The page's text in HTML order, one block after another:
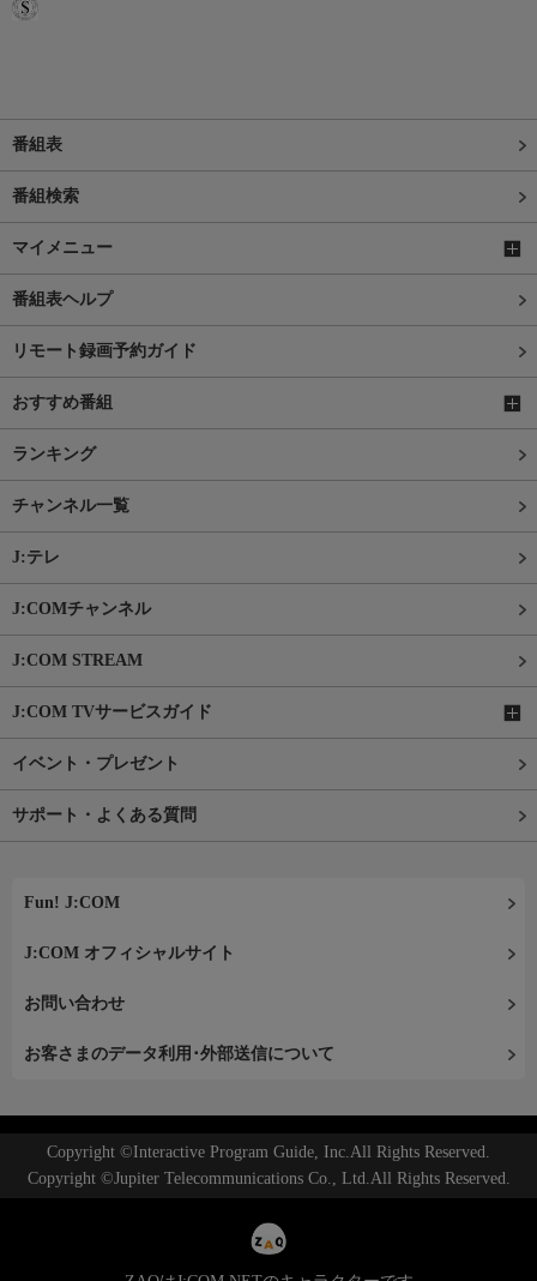
番組表
番組検索
マイメニュー
番組表ヘルプ
リモート録画予約ガイド
おすすめ番組
ランキング
チャンネル一覧
J:テレ
J:COMチャンネル
J:COM STREAM
J:COM TVサービスガイド
イベント・プレゼント
サポート・よくある質問
Fun! J:COM
J:COM オフィシャルサイト
お問い合わせ
お客さまのデータ利用･外部送信について
Copyright ©Interactive Program Guide, Inc.All Rights Reserved.
Copyright ©Jupiter Telecommunications Co., Ltd.All Rights Reserved.